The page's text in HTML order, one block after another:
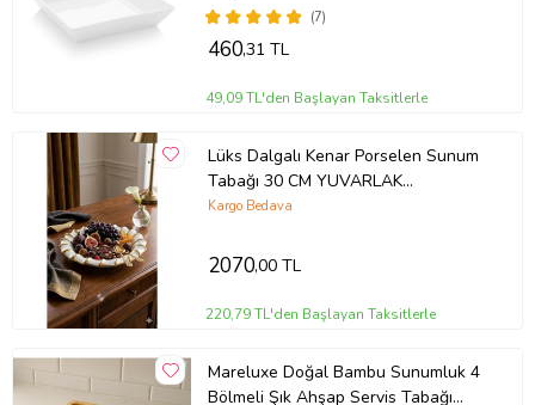
(7)
460,31 TL
49,09 TL'den Başlayan Taksitlerle
Lüks Dalgalı Kenar Porselen Sunum
Tabağı 30 CM YUVARLAK
SUNUMLUK BEYAZ-GOLD
Kargo Bedava
2070,00 TL
220,79 TL'den Başlayan Taksitlerle
Mareluxe Doğal Bambu Sunumluk 4
Bölmeli Şık Ahşap Servis Tabağı